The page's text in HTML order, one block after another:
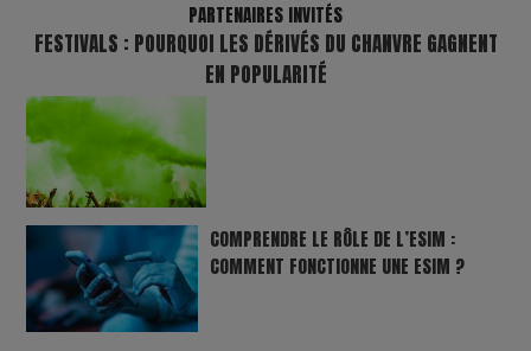
PARTENAIRES INVITÉS
FESTIVALS : POURQUOI LES DÉRIVÉS DU CHANVRE GAGNENT
EN POPULARITÉ
COMPRENDRE LE RÔLE DE L’ESIM :
COMMENT FONCTIONNE UNE ESIM ?